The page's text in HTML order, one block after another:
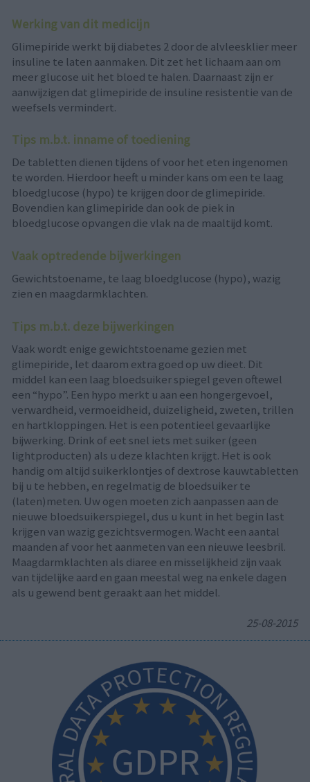
Werking van dit medicijn
Glimepiride werkt bij diabetes 2 door de alvleesklier meer
insuline te laten aanmaken. Dit zet het lichaam aan om
meer glucose uit het bloed te halen. Daarnaast zijn er
aanwijzigen dat glimepiride de insuline resistentie van de
weefsels vermindert.
Tips m.b.t. inname of toediening
De tabletten dienen tijdens of voor het eten ingenomen
te worden. Hierdoor heeft u minder kans om een te laag
bloedglucose (hypo) te krijgen door de glimepiride.
Bovendien kan glimepiride dan ook de piek in
bloedglucose opvangen die vlak na de maaltijd komt.
Vaak optredende bijwerkingen
Gewichtstoename, te laag bloedglucose (hypo), wazig
zien en maagdarmklachten.
Tips m.b.t. deze bijwerkingen
Vaak wordt enige gewichtstoename gezien met
glimepiride, let daarom extra goed op uw dieet. Dit
middel kan een laag bloedsuiker spiegel geven oftewel
een “hypo”. Een hypo merkt u aan een hongergevoel,
verwardheid, vermoeidheid, duizeligheid, zweten, trillen
en hartkloppingen. Het is een potentieel gevaarlijke
bijwerking. Drink of eet snel iets met suiker (geen
lightproducten) als u deze klachten krijgt. Het is ook
handig om altijd suikerklontjes of dextrose kauwtabletten
bij u te hebben, en regelmatig de bloedsuiker te
(laten)meten. Uw ogen moeten zich aanpassen aan de
nieuwe bloedsuikerspiegel, dus u kunt in het begin last
krijgen van wazig gezichtsvermogen. Wacht een aantal
maanden af voor het aanmeten van een nieuwe leesbril.
Maagdarmklachten als diaree en misselijkheid zijn vaak
van tijdelijke aard en gaan meestal weg na enkele dagen
als u gewend bent geraakt aan het middel.
25-08-2015